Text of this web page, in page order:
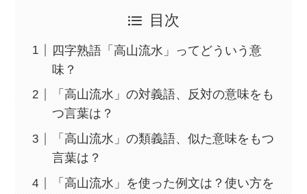
目次
四字熟語「高山流水」ってどういう意
味？
「高山流水」の対義語、反対の意味をも
つ言葉は？
「高山流水」の類義語、似た意味をもつ
言葉は？
「高山流水」を使った例文は？使い方を